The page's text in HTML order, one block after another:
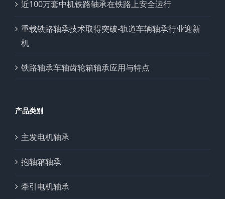
近100万套中机铁路轴承在铁路上安全运行
重载铁路轴承技术取得突破-轨道车辆轴承行业迎新
机
铁路轴承车轴齿轮箱轴承应用与特点
产品类别
主发电机轴承
抱轴箱轴承
牵引电机轴承